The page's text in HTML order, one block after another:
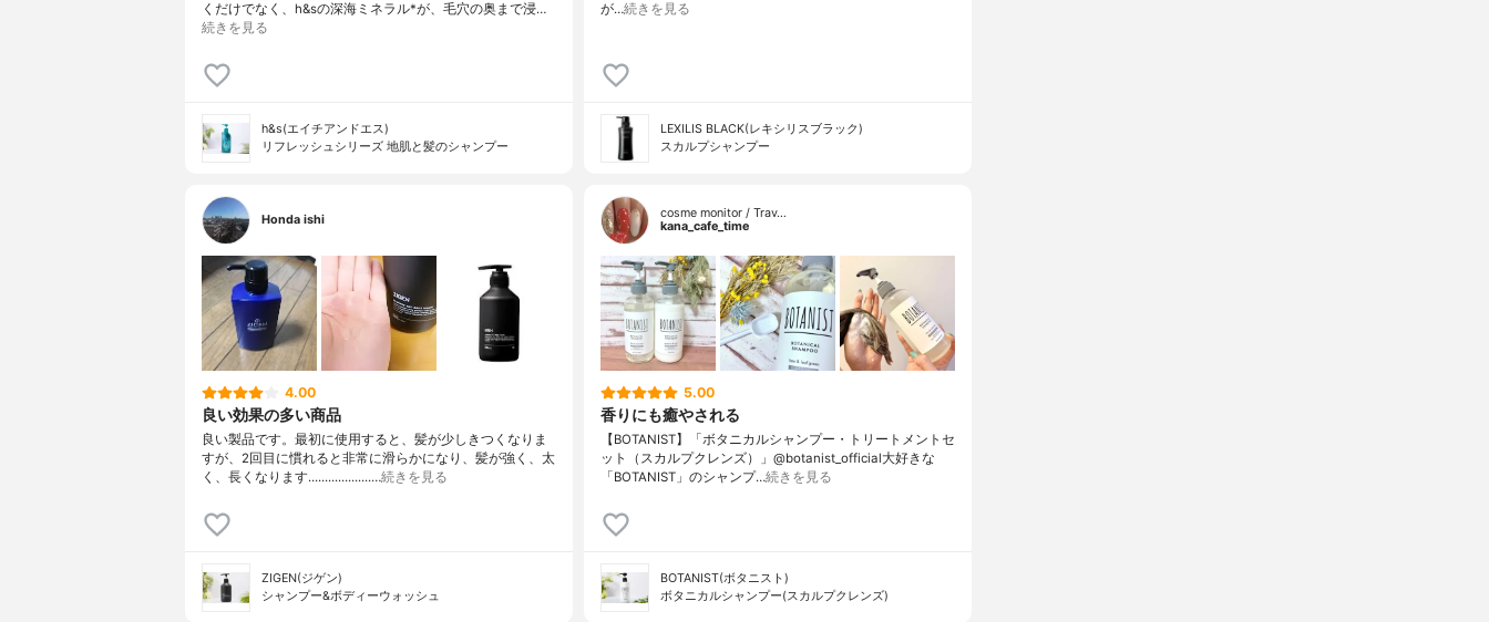
くだけでなく、h&sの深海ミネラル*が、毛穴の奥まで浸…
続きを見る
h&s(エイチアンドエス)
リフレッシュシリーズ 地肌と髪のシャンプー
が…続きを見る
LEXILIS BLACK(レキシリスブラック)
スカルプシャンプー
Honda ishi
4.00
良い効果の多い商品
良い製品です。最初に使用すると、髪が少しきつくなりま
すが、2回目に慣れると非常に滑らかになり、髪が強く、太
く、長くなります...................…続きを見る
ZIGEN(ジゲン)
シャンプー&ボディーウォッシュ
cosme monitor / Trav…
kana_cafe_time
5.00
香りにも癒やされる
【BOTANIST】「ボタニカルシャンプー・トリートメントセ
ット（スカルプクレンズ）」@botanist_official大好きな
「BOTANIST」のシャンプ…続きを見る
BOTANIST(ボタニスト)
ボタニカルシャンプー(スカルプクレンズ)